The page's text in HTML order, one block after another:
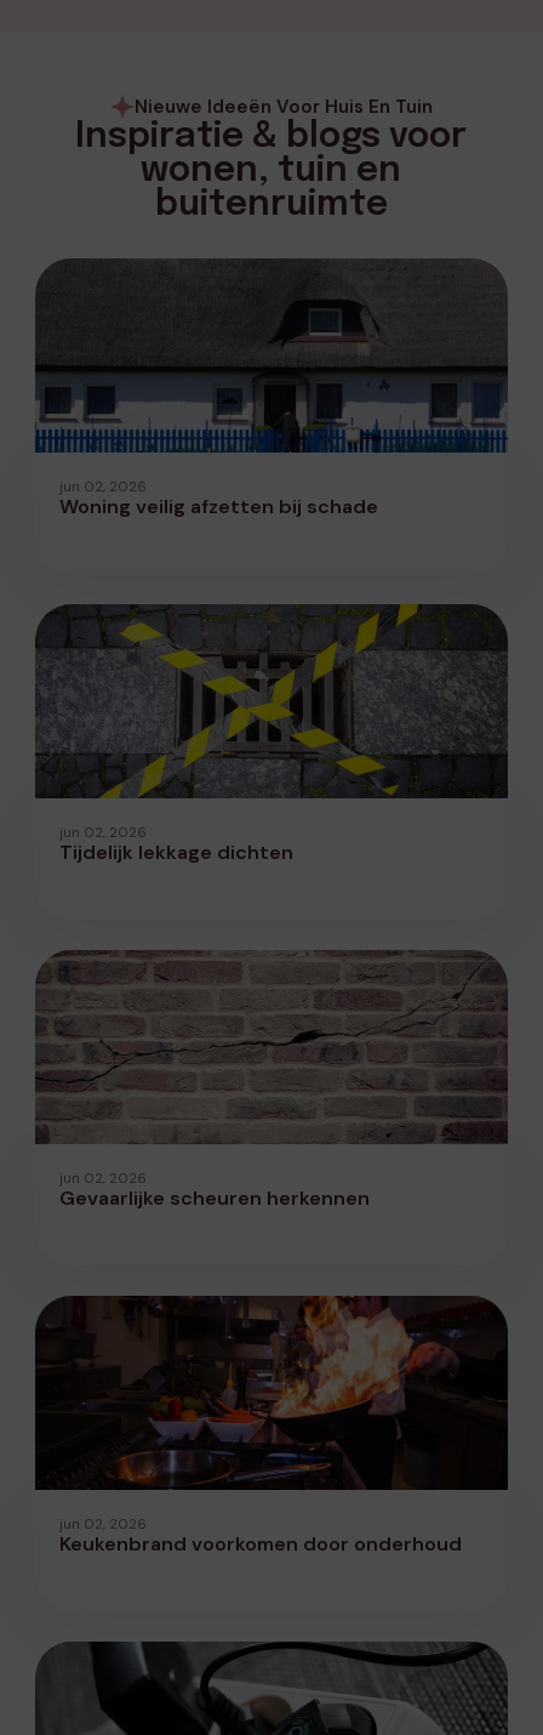
Nieuwe Ideeën Voor Huis En Tuin
Inspiratie & blogs voor
wonen, tuin en
buitenruimte
jun 02, 2026
Woning veilig afzetten bij schade
jun 02, 2026
Tijdelijk lekkage dichten
jun 02, 2026
Gevaarlijke scheuren herkennen
jun 02, 2026
Keukenbrand voorkomen door onderhoud